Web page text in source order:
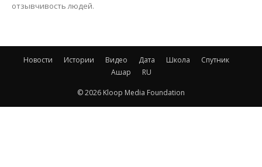
отзывчивость людей.
Новости Истории Видео Дата Школа
Спутник
Ашар
RU
© 2026 Kloop Media Foundation